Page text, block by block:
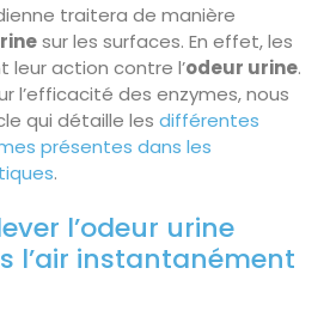
traitera de manière
sur les surfaces. En effet, les
leur action contre l’odeur urine.
l’efficacité des enzymes, nous
qui détaille les différentes
présentes dans les
.
l’odeur urine
l’air instantanément